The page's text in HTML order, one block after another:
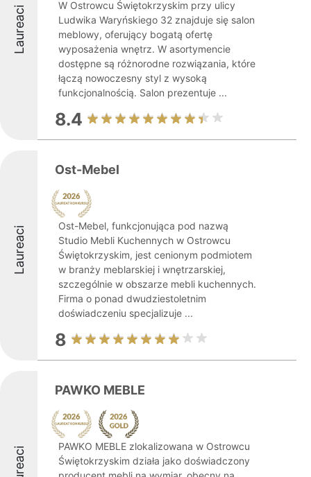
Laureaci
W Ostrowcu Świętokrzyskim przy ulicy
Ludwika Waryńskiego 32 znajduje się salon
meblowy, oferujący bogatą ofertę
wyposażenia wnętrz. W asortymencie
dostępne są różnorodne rozwiązania, które
łączą nowoczesny styl z wysoką
funkcjonalnością. Salon prezentuje ...
8.4
Laureaci
Ost-Mebel
Ost-Mebel, funkcjonująca pod nazwą
Studio Mebli Kuchennych w Ostrowcu
Świętokrzyskim, jest cenionym podmiotem
w branży meblarskiej i wnętrzarskiej,
szczególnie w obszarze mebli kuchennych.
Firma o ponad dwudziestoletnim
doświadczeniu specjalizuje ...
8
PAWKO MEBLE
PAWKO MEBLE zlokalizowana w Ostrowcu
Świętokrzyskim działa jako doświadczony